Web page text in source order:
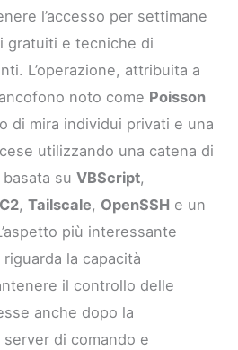
l’accesso per settimane
gratuiti e tecniche di
L’operazione, attribuita a
noto come Poisson
di mira individui privati e una
utilizzando una catena di
basata suVBScript,
,Tailscale, OpenSSH e un
più interessante
la capacità
il controllo delle
anche dopo la
di comando e